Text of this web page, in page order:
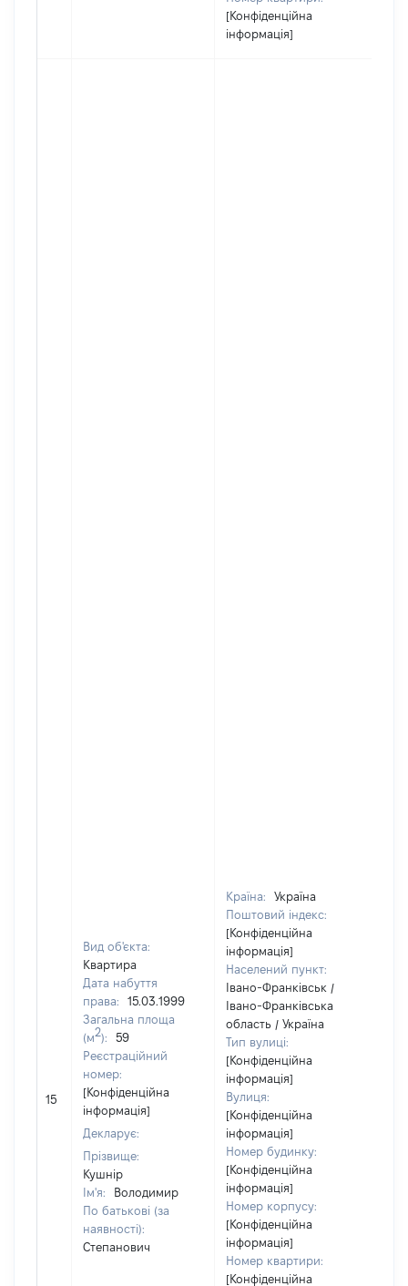
[Конфіденційна
інформація]
15
Вид об'єкта:
Квартира
Дата набуття
права:
15.03.1999
Загальна площа
(м2):
59
Реєстраційний
номер:
[Конфіденційна
інформація]
Декларує:
Прізвище:
Кушнір
Ім'я:
Володимир
По батькові (за
наявності):
Степанович
Країна:
Україна
Поштовий індекс:
[Конфіденційна
інформація]
Населений пункт:
Івано-Франківськ /
Івано-Франківська
область / Україна
Тип вулиці:
[Конфіденційна
інформація]
Вулиця:
[Конфіденційна
інформація]
Номер будинку:
[Конфіденційна
інформація]
Номер корпусу:
[Конфіденційна
інформація]
Номер квартири:
[Конфіденційна